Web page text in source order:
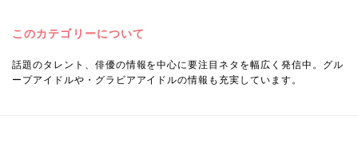
このカテゴリーについて
話題のタレント、俳優の情報を中心に要注目ネタを幅広く発信中。グル
ープアイドルや・グラビアアイドルの情報も充実しています。